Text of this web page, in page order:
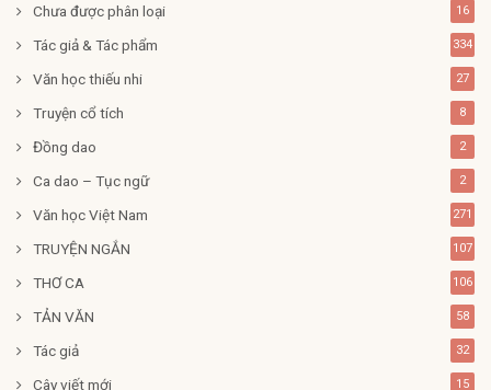
Chưa được phân loại 16
Tác giả & Tác phẩm 334
Văn học thiếu nhi 27
Truyện cổ tích 8
Đồng dao 2
Ca dao – Tục ngữ 2
Văn học Việt Nam 271
TRUYỆN NGẮN 107
THƠ CA 106
TẢN VĂN 58
Tác giả 32
Cây viết mới 15